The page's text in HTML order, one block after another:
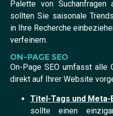
Palette von Suchanfragen
sollten Sie saisonale
in Ihre Recherche
verfeinern.
ON-PAGE SEO
On-Page SEO umfasst alle
direkt auf Ihrer Website
Titel-Tags und
sollte einen